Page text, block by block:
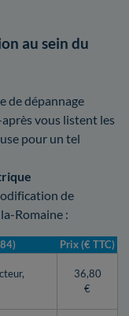
au sein du
de dépannage
après vous listent les
pour un tel
de
Romaine :
Prix (€ TTC)
36,80
€